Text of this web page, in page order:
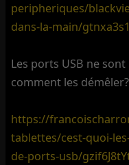
peripheriques/
dans-la-main/
Les ports USB ne
comment les démêler?
https://
tablettes/cest-quoi-
de-ports-usb/